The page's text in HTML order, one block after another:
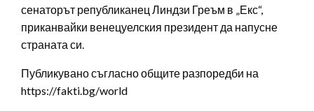
сенаторът републиканец Линдзи Греъм в „Екс“,
приканвайки венецуелския президент да напусне
страната си.
Публикувано съгласно общите разпоредби на
https://fakti.bg/world